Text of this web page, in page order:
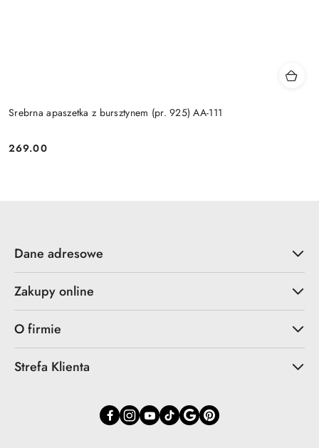
Srebrna apaszetka z bursztynem (pr. 925) AA-111
Cena:
269.00
Dane adresowe
Zakupy online
O firmie
Strefa Klienta